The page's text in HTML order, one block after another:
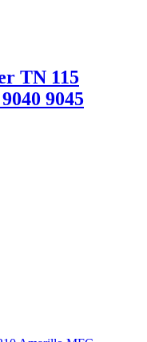
TN 115
9045